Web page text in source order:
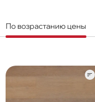
По возрастанию цены